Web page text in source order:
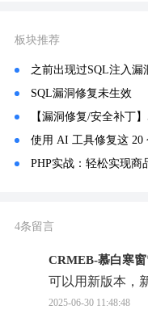
板块推荐
之前出现过SQL注入漏洞问
SQL漏洞修复未生效
【漏洞修复/安全补丁】5.4之
使用 AI 工具修复这 20
PHP实战：轻松实现商
4条留言
CRMEB-慕白寒
可以用新版本，
2025-06-30 11:48:48